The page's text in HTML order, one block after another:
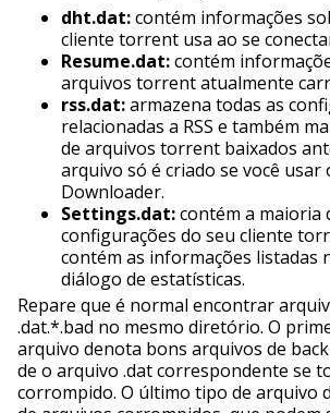
dht.dat:contém informações
cliente torrent usa ao se
Resume.dat:contém
arquivos torrent atualmente
rss.dat:armazena todas as
relacionadas a RSS e também
de arquivos torrent baixados
arquivo só é criado se você usar
Downloader.
Settings.dat:contém a maioria
configurações do seu cliente
contém as informações listadas
diálogo de estatísticas.
Repare que é normal encontrar
.dat.*.bad no mesmo diretório. O
arquivo denota bons arquivos de
de o arquivo .dat correspondente se
corrompido. O último tipo de arquivo